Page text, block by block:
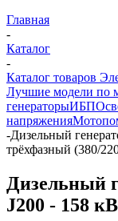
Главная
-
Каталог
-
Каталог товаров
Лучшие модели по
генераторыИБП
напряжения
-Дизельный
трёхфазный (380/
Дизельный
J200 - 158